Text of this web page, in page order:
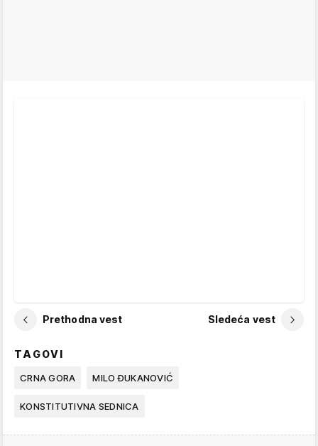
Prethodna vest Sledeća vest
TAGOVI
CRNA GORA MILO ĐUKANOVIĆ
KONSTITUTIVNA SEDNICA